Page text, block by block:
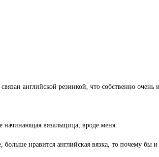
английской резинкой, что собственно очень
начинающая вязальщица, вроде меня.
нравится английская вязка, то почему бы и